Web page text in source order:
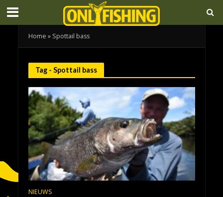
Home » Spottail bass
Tag - Spottail bass
NIEUWS